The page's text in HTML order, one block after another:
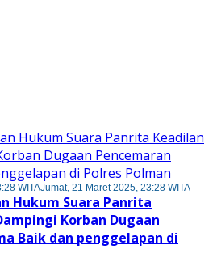
WITAJumat, 21 Maret 2025, 23:28 WITA
Hukum Suara Panrita
Korban Dugaan
Baik dan penggelapan di